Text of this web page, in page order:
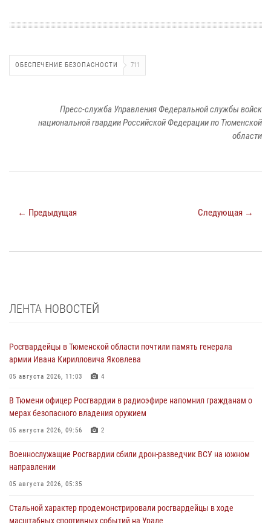
ОБЕСПЕЧЕНИЕ БЕЗОПАСНОСТИ 711
Пресс-служба Управления Федеральной службы войск
национальной гвардии Российской Федерации по Тюменской
области
← Предыдущая Следующая →
ЛЕНТА НОВОСТЕЙ
Росгвардейцы в Тюменской области почтили память генерала
армии Ивана Кирилловича Яковлева
05 августа 2026, 11:03 4
В Тюмени офицер Росгвардии в радиоэфире напомнил гражданам о
мерах безопасного владения оружием
05 августа 2026, 09:56 2
Военнослужащие Росгвардии сбили дрон-разведчик ВСУ на южном
направлении
05 августа 2026, 05:35
Стальной характер продемонстрировали росгвардейцы в ходе
масштабных спортивных событий на Урале